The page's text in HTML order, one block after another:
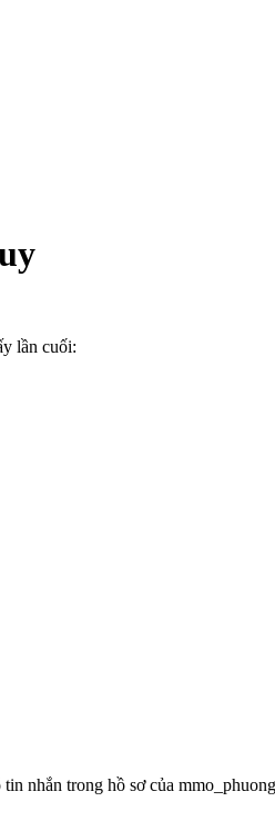
lần cuối:
nhắn trong hồ sơ của